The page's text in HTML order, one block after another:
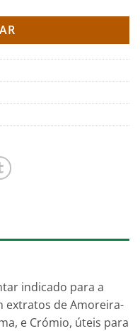
indicado para a
extratos de Amoreira-
e Crómio, úteis para